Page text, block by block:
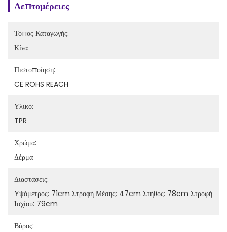
Λεπτομέρειες
Τόπος Καταγωγής:
Κίνα
Πιστοποίηση:
CE ROHS REACH
Υλικό:
TPR
Χρώμα:
Δέρμα
Διαστάσεις:
Υψόμετρος: 71cm Στροφή Μέσης: 47cm Στήθος: 78cm Στροφή
Ισχίου: 79cm
Βάρος: